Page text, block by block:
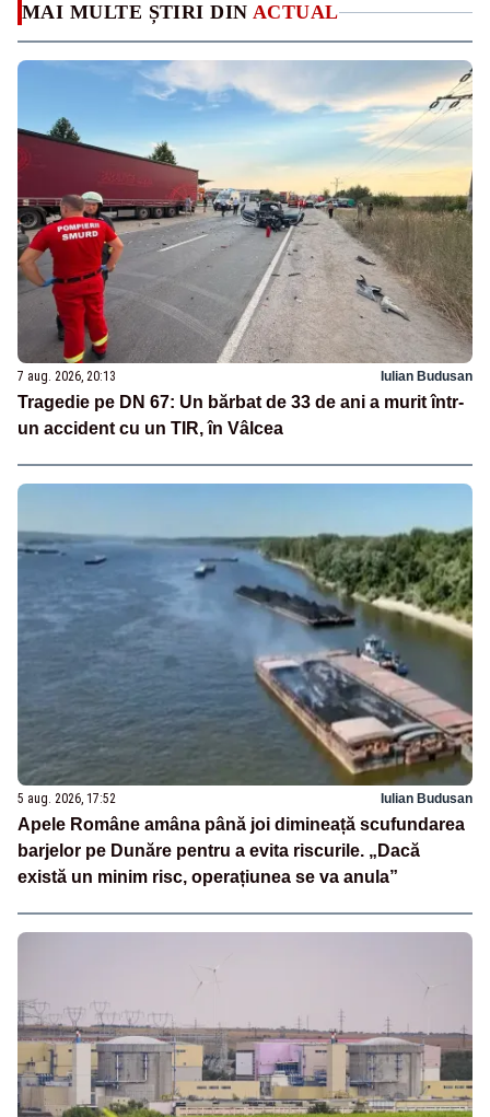
MAI MULTE ȘTIRI DIN ACTUAL
7 aug. 2026, 20:13 Iulian Budusan
Tragedie pe DN 67: Un bărbat de 33 de ani a murit într-
un accident cu un TIR, în Vâlcea
5 aug. 2026, 17:52 Iulian Budusan
Apele Române amâna până joi dimineață scufundarea
barjelor pe Dunăre pentru a evita riscurile. „Dacă
există un minim risc, operațiunea se va anula”